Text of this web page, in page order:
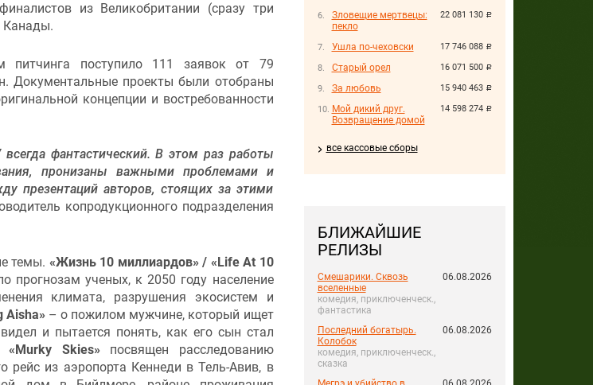
22 081 130 руб.
Зловещие мертвецы:
пекло
17 746 088 руб.
Ушла по-чеховски
16 071 500 руб.
Старый орел
15 940 463 руб.
За любовь
14 598 274 руб.
Мой дикий друг.
Возвращение домой
все кассовые сборы
БЛИЖАЙШИЕ
РЕЛИЗЫ
Смешарики. Сквозь
вселенные
комедия, приключенческ.,
фантастика
06.08.2026
Последний богатырь.
Колобок
комедия, приключенческ.,
сказка
06.08.2026
из Великобритании (сразу три
Канады.
питчинга поступило 111 заявок от 79
Документальные проекты были отобраны
концепции и востребованности
фантастический. В этом раз работы
пронизаны важными проблемами и
презентаций авторов, стоящих за этими
копродукционного подразделения
темы. «Жизнь 10 миллиардов» / «Life At 10
прогнозам ученых, к 2050 году население
климата, разрушения экосистем и
Aisha» – о пожилом мужчине, который ищет
и пытается понять, как его сын стал
«Murky Skies» посвящен расследованию
рейс из аэропорта Кеннеди в Тель-Авив, в